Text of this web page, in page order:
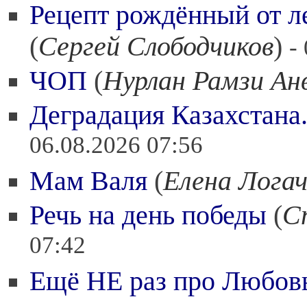
Рецепт рождённый от
(Сергей Слободчиков) -
ЧОП (Нурлан Рамзи
Деградация
06.08.2026 07:56
Мам Валя (Елена
Речь на день победы (
07:42
Ещё НЕ раз про